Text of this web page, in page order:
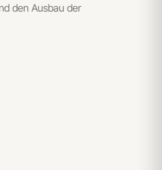
den Ausbau der